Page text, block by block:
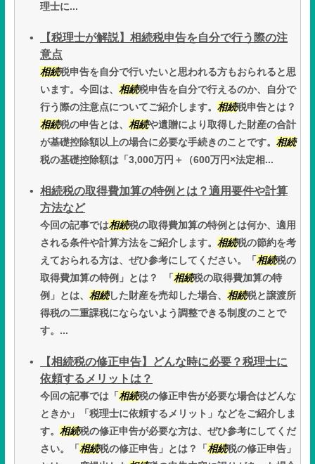
理士に...
【税理士が解説】相続税申告を自分で行う際の注
意点
相続税申告を自分で行いたいと思われる方もおられると思
います。今回は、 相続税申告を自分で行えるのか、自分で
行う際の注意点についてご紹介します。 相続税申告とは？
相続税の申告とは、 相続や遺贈により取得した財産の合計
が基礎控除額以上の場合に必要な手続きのことです。 相続
税の基礎控除額は「3,000万円＋（600万円×法定相...
相続税の取得費加算の特例とは？適用要件や計算
方法など
今回の記事では相続税の取得費加算の特例とは何か、適用
される条件や計算方法をご紹介します。 相続税の節約を考
えておられる方は、ぜひ参考にしてください。「 相続税の
取得費加算の特例」とは？ 「 相続税の取得費加算の特
例」とは、 相続した財産を売却した場合、 相続税と譲渡所
得税の二重課税にならないよう調整できる制度のことで
す。...
【相続税の修正申告】どんな時に必要？税理士に
依頼するメリットは？
今回の記事では「 相続税の修正申告が必要な場合はどんな
ときか」「税理士に依頼するメリット」などをご紹介しま
す。 相続税の修正申告が必要な方は、ぜひ参考にしてくだ
さい。「 相続税の修正申告」とは？「 相続税の修正申告」